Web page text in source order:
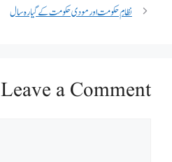
نظامِ حکومت اور مودی حکومت کے گیارہ سال
Leave a Comment